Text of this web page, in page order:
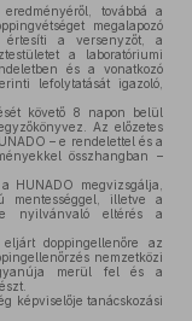
továbbá a
megalapozó
értesíti a versenyzőt, a
a laboratóriumi
és a vonatkozó
lefolytatását igazoló,
követő 8 napon belül
Az előzetes
– e rendelettel és a
összhangban –
HUNADO megvizsgálja,
mentességgel, illetve a
e nyilvánvaló eltérés a
doppingellenőre az
nemzetközi
gyanúja merül fel és a
képviselője tanácskozási